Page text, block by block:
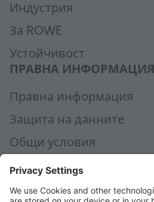
Индустрия
За ROWE
Устойчивост
ПРАВНА ИНФОРМАЦИЯ
Правна информация
Защита на данните
Общи условия
AEB
Code of Conduct